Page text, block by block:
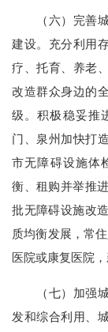
（六）完善城
建设。充分利用
疗、托育、养老
改造群众身边的
级。积极稳妥推
门、泉州加快打
市无障碍设施体
衡、租购并举推
批无障碍设施改
质均衡发展，常
医院或康复医院
（七）加强城
发和综合利用、